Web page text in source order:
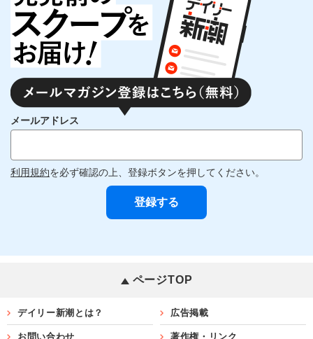
メールアドレス
利用規約を必ず確認の上、登録ボタンを押してください。
ページTOP
デイリー新潮とは？ 広告掲載
お問い合わせ 著作権・リンク